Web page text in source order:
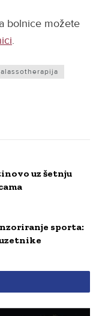
bolnice možete
.
uz šetnju
sporta: